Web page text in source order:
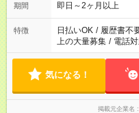
期間 即日～2ヶ月以上
特徴 日払いOK / 履歴書不
上の大量募集 / 電話
気になる！
掲載元企業名